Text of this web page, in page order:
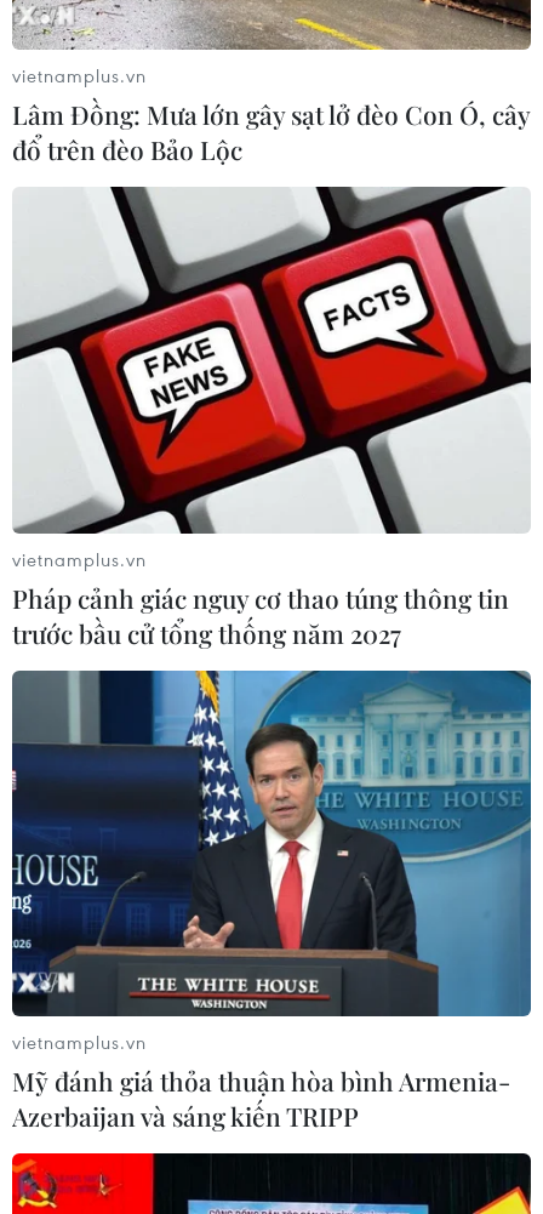
vietnamplus.vn
Lâm Đồng: Mưa lớn gây sạt lở đèo Con Ó, cây
đổ trên đèo Bảo Lộc
vietnamplus.vn
Pháp cảnh giác nguy cơ thao túng thông tin
trước bầu cử tổng thống năm 2027
vietnamplus.vn
Mỹ đánh giá thỏa thuận hòa bình Armenia-
Azerbaijan và sáng kiến TRIPP